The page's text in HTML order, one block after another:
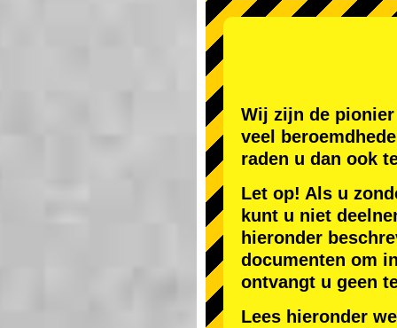
Wij zijn de pionier
veel
raden u dan ook
Let op! Als u
kunt u niet
hieronder
documenten om
ontvangt u geen
Lees hieronder